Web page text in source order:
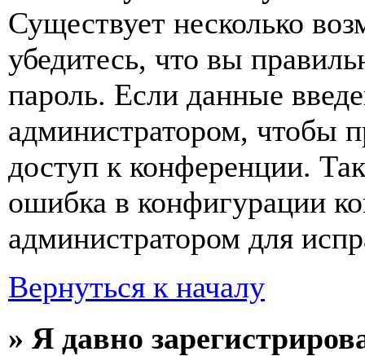
Существует несколько
убедитесь, что вы
пароль. Если данные
администратором, чтобы
доступ к конференции.
ошибка в конфигурации
администратором для
Вернуться к началу
» Я давно